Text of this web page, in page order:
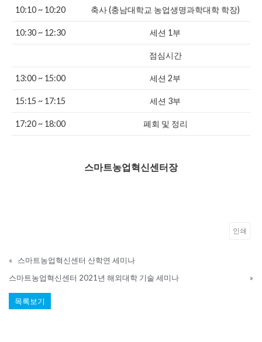
10:10 ~ 10:20 축사 (충남대학교 농업생명과학대학 학장)
10:30 ~ 12:30 세션 1부
점심시간
13:00 ~ 15:00 세션 2부
15:15 ~ 17:15 세션 3부
17:20 ~ 18:00 폐회 및 정리
스마트농업혁신센터장
인쇄
«
스마트농업혁신센터 산학연 세미나
스마트농업혁신센터 2021년 해외대학 기술 세미나
»
목록보기